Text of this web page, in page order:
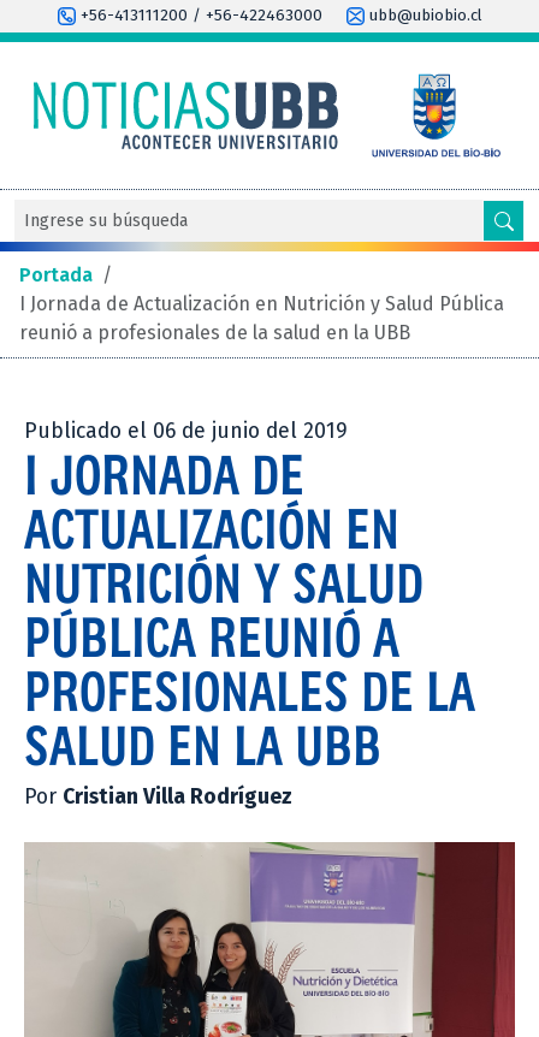
+56-413111200 / +56-422463000 ubb@ubiobio.cl
Portada /
I Jornada de Actualización en Nutrición y Salud Pública
reunió a profesionales de la salud en la UBB
Publicado el 06 de junio del 2019
I JORNADA DE
ACTUALIZACIÓN EN
NUTRICIÓN Y SALUD
PÚBLICA REUNIÓ A
PROFESIONALES DE LA
SALUD EN LA UBB
Por Cristian Villa Rodríguez